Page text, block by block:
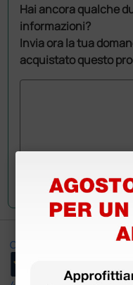
Hai ancora qualche
informazioni?
Invia ora la tua
acquistato questo
Invia
Ottimo